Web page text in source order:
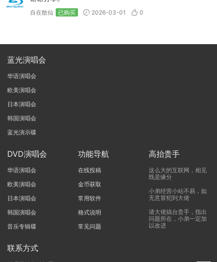
自在散仙 已购买 2026-03-01 0
蓝光演唱会
华语演唱会
欧美演唱会
日本演唱会
韩国演唱会
蓝光演示碟
DVD演唱会
华语演唱会
欧美演唱会
日本演唱会
韩国演唱会
音乐专辑碟
功能导航
在线投稿
金币获取
常用软件
格式说明
常见问题
高抬贵手
这么大的互联网，相见
既是缘分
小弟经营小站不易，如
无意冒犯到大佬
请大佬搞台贵手，指出
问题所在，小弟一定加
以改进
联系方式